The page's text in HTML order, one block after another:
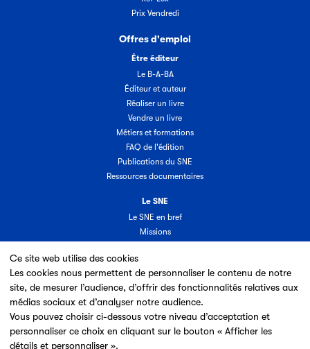
Ce site web utilise des cookies
Les cookies nous permettent de personnaliser le contenu de notre
site, de mesurer l’audience, d’offrir des fonctionnalités relatives aux
médias sociaux et d’analyser notre audience.
Vous pouvez choisir ci-dessous votre niveau d’acceptation et
personnaliser ce choix en cliquant sur le bouton « Afficher les
détails et personnaliser ».
Prix Vendredi
Offres d'emploi
Être éditeur
Le B-A-BA
Éditeur et auteur
Réaliser un livre
Vendre un livre
Métiers et formations
FAQ de l'édition
Publications du SNE
Ressources documentaires
Le SNE
Le SNE en bref
Missions
Groupes & commissions
Partenaires
Annuaire des adhérents
Nouveaux adhérents
Espace adhérent
Adhérer au SNE